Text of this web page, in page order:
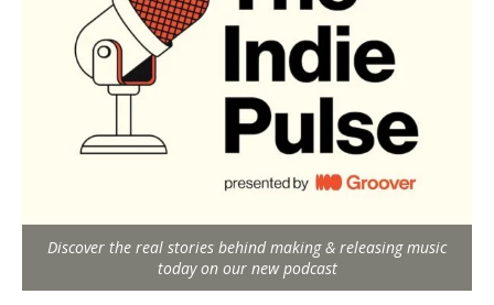
Discover the real stories behind making & releasing music
today on our new podcast